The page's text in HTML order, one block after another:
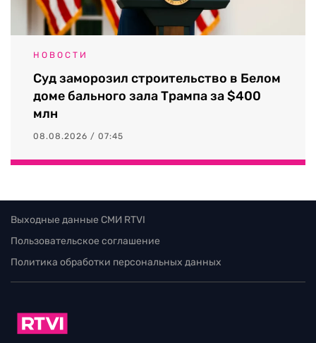
НОВОСТИ
Суд заморозил строительство в Белом
доме бального зала Трампа за $400
млн
08.08.2026 / 07:45
Выходные данные СМИ RTVI
Пользовательское соглашение
Политика обработки персональных данных